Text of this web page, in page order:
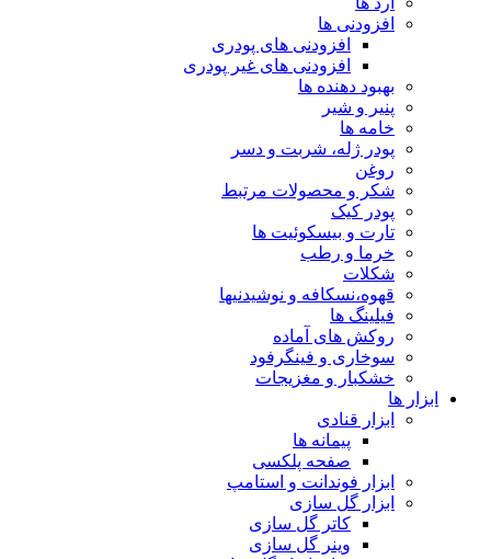
افزودنی ها
افزودنی های پودری
افزودنی های غیر پودری
بهبود دهنده ها
پنیر و شیر
خامه ها
پودر ژله، شربت و دسر
روغن
شکر و محصولات مرتبط
پودر کیک
تارت و بیسکوئیت ها
خرما و رطب
شکلات
قهوه،نسکافه و نوشیدنیها
فیلینگ ها
روکش های آماده
سوخاری و فینگرفود
خشکبار و مغزیجات
ابزار ها
ابزار قنادی
پیمانه ها
صفحه پلکسی
ابزار فوندانت و استامپ
ابزار گل سازی
کاتر گل سازی
وینر گل سازی